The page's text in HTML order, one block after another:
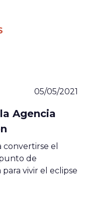
05/05/2021
Agencia
convertirse el
de
vivir el eclipse